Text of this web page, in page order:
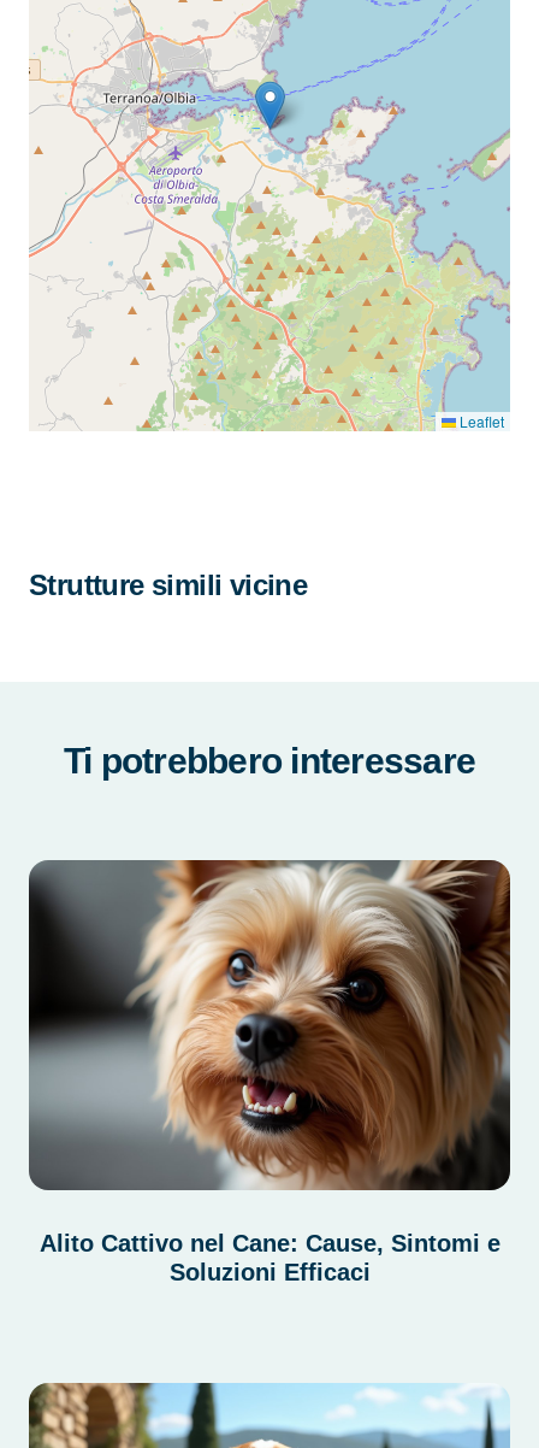
Leaflet
Strutture simili vicine
Ti potrebbero interessare
Alito Cattivo nel Cane: Cause, Sintomi e
Soluzioni Efficaci